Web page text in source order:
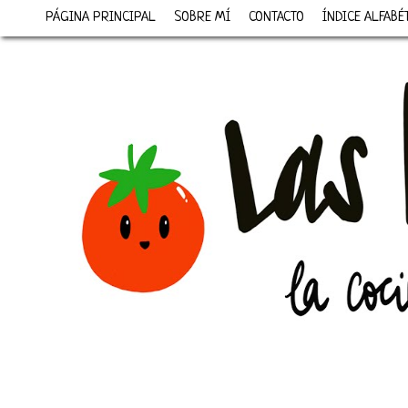
PÁGINA PRINCIPAL SOBRE MÍ CONTACTO ÍNDICE